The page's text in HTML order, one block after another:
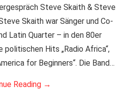
Steve Skaith & Steve
Skaith war Sänger und Co-
Latin Quarter – in den 80er
politischen Hits „Radio Africa“,
for Beginners“. Die Band…
Reading →